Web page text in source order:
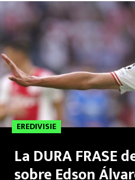
contenido
LIGA MX
RAYADOS
PUMAS
ATLANTE
SELECCIÓN MEXICANA
FUTBOL INTERNACIONAL
EREDIVISIE
La DURA FRASE
sobre Edson